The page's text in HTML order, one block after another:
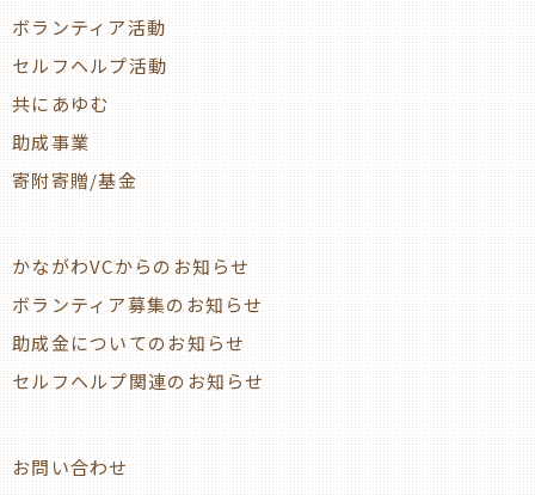
ボランティア活動
セルフヘルプ活動
共にあゆむ
助成事業
寄附寄贈/基金
かながわVCからのお知らせ
ボランティア募集のお知らせ
助成金についてのお知らせ
セルフヘルプ関連のお知らせ
お問い合わせ